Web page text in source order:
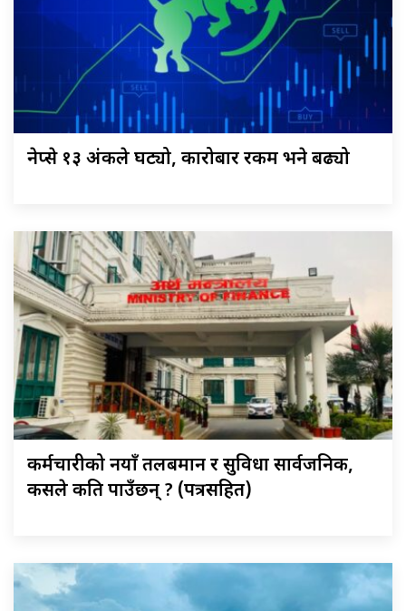
नेप्से १३ अंकले घट्यो, कारोबार रकम भने बढ्यो
कर्मचारीको नयाँ तलबमान र सुविधा सार्वजनिक,
कसले कति पाउँछन् ? (पत्रसहित)